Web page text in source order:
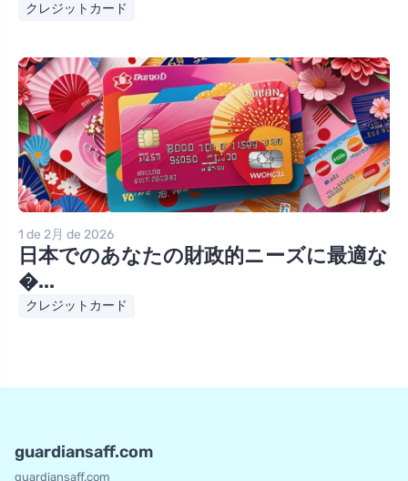
クレジットカード
1 de 2月 de 2026
日本でのあなたの財政的ニーズに最適な
�...
クレジットカード
guardiansaff.com
guardiansaff.com